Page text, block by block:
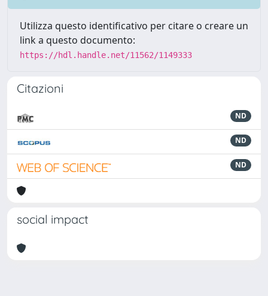
Utilizza questo identificativo per citare o creare un
link a questo documento:
https://hdl.handle.net/11562/1149333
Citazioni
ND
ND
ND
social impact